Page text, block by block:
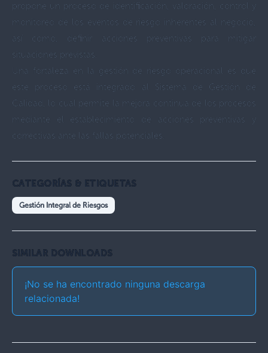
propone un proceso de identificación, valoración, control y
monitoreo de los eventos de riesgo inherentes al negocio,
así como, definir acciones preventivas para mitigar
situaciones previstas.
Una fortaleza en la gestión de riesgo operacional es que
este proceso está integrado al Sistema de Gestión de
Calidad, lo cual permite la mejora continua de los procesos
mediante el establecimiento de acciones preventivas y
correctivas ante las fallas potenciales.
CATEGORÍAS & ETIQUETAS
Gestión Integral de Riesgos
SIMILAR DOWNLOADS
¡No se ha encontrado ninguna descarga
relacionada!